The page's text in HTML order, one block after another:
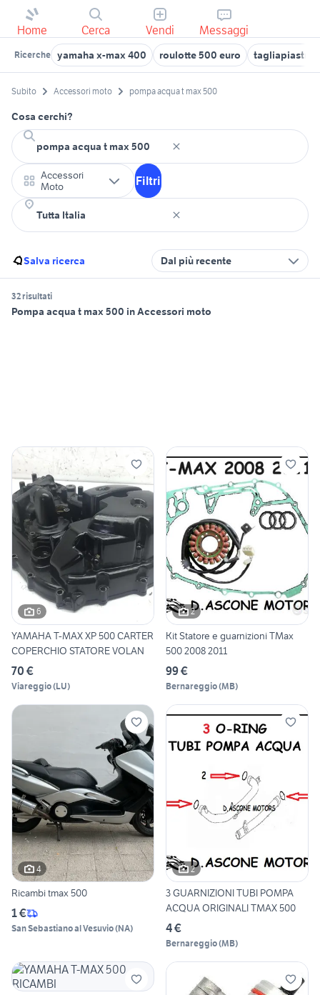
Home Cerca Vendi Messaggi
Ricerche yamaha x-max 400 roulotte 500 euro
Subito Accessori moto pompa acqua t max 500
Cosa cerchi?
Accessori
Moto
Filtri
Salva ricerca Dal più recente
32 risultati
Pompa acqua t max 500 in Accessori moto
6
YAMAHA T-MAX XP 500 CARTER
COPERCHIO STATORE VOLAN
70 €
Viareggio(LU)
2
Kit Statore e guarnizioni TMax
500 2008 2011
99 €
Bernareggio(MB)
4
Ricambi tmax 500
1 €
San Sebastiano al Vesuvio(NA)
2
3 GUARNIZIONI TUBI POMPA
ACQUA ORIGINALI TMAX 500
4 €
Bernareggio(MB)